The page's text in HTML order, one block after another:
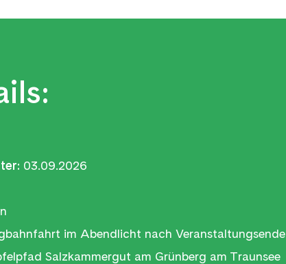
03.09.2026
im Abendlicht nach Veranstaltungsende
Salzkammergut am Grünberg am Traunsee